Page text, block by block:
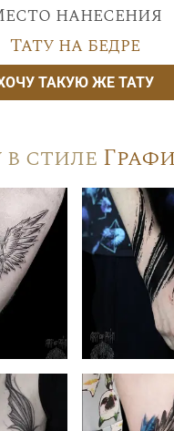
нанесения
Тату на бедре
ТАКУЮ ЖЕ ТАТУ
в стиле